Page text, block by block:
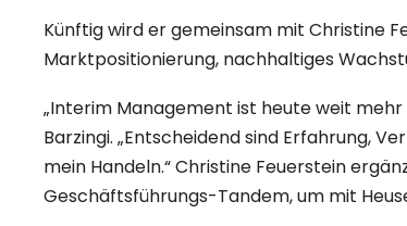
Künftig wird er gemeinsam mit Christine
Marktpositionierung, nachhaltiges
„Interim Management ist heute weit
Barzingi. „Entscheidend sind Erfahrung,
mein Handeln.“ Christine Feuerstein
Geschäftsführungs-Tandem, um mit